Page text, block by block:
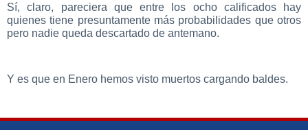
Sí, claro, pareciera que entre los ocho calificados hay
quienes tiene presuntamente más probabilidades que otros
pero nadie queda descartado de antemano.
Y es que en Enero hemos visto muertos cargando baldes.